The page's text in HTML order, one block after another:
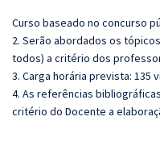
Curso baseado no concurso
2. Serão abordados os
todos) a critério dos
3. Carga horária prevista: 135
4. As referências
critério do Docente a